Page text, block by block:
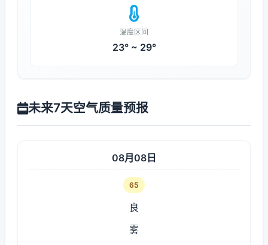
温度区间
23° ~ 29°
未来7天空气质量预报
08月08日
65
良
雾